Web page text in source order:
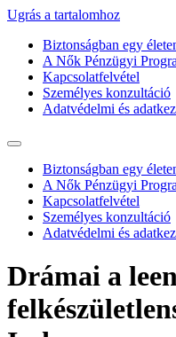
Ugrás a tartalomhoz
Biztonságban egy
A Nők Pénzügyi
Kapcsolatfelvétel
Személyes konzultáció
Adatvédelmi és
Biztonságban egy
A Nők Pénzügyi
Kapcsolatfelvétel
Személyes konzultáció
Adatvédelmi és
Drámai a